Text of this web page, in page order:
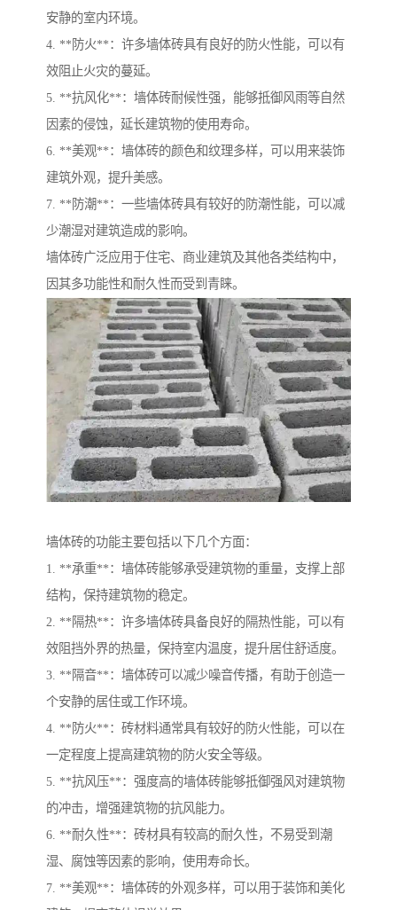
安静的室内环境。
4. **防火**：许多墙体砖具有良好的防火性能，可以有
效阻止火灾的蔓延。
5. **抗风化**：墙体砖耐候性强，能够抵御风雨等自然
因素的侵蚀，延长建筑物的使用寿命。
6. **美观**：墙体砖的颜色和纹理多样，可以用来装饰
建筑外观，提升美感。
7. **防潮**：一些墙体砖具有较好的防潮性能，可以减
少潮湿对建筑造成的影响。
墙体砖广泛应用于住宅、商业建筑及其他各类结构中，
因其多功能性和耐久性而受到青睐。
墙体砖的功能主要包括以下几个方面：
1. **承重**：墙体砖能够承受建筑物的重量，支撑上部
结构，保持建筑物的稳定。
2. **隔热**：许多墙体砖具备良好的隔热性能，可以有
效阻挡外界的热量，保持室内温度，提升居住舒适度。
3. **隔音**：墙体砖可以减少噪音传播，有助于创造一
个安静的居住或工作环境。
4. **防火**：砖材料通常具有较好的防火性能，可以在
一定程度上提高建筑物的防火安全等级。
5. **抗风压**：强度高的墙体砖能够抵御强风对建筑物
的冲击，增强建筑物的抗风能力。
6. **耐久性**：砖材具有较高的耐久性，不易受到潮
湿、腐蚀等因素的影响，使用寿命长。
7. **美观**：墙体砖的外观多样，可以用于装饰和美化